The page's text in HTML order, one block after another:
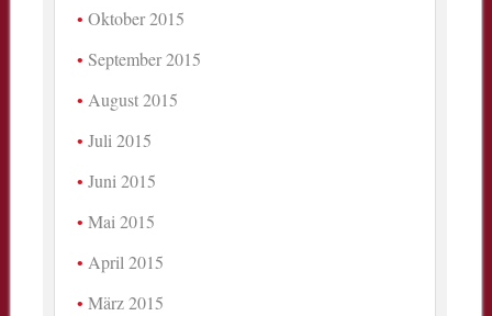
Oktober 2015
September 2015
August 2015
Juli 2015
Juni 2015
Mai 2015
April 2015
März 2015